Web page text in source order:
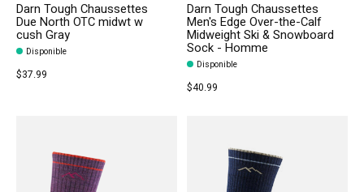
Darn Tough Chaussettes
Due North OTC midwt w
cush Gray
Disponible
$37.99
Darn Tough Chaussettes
Men's Edge Over-the-Calf
Midweight Ski & Snowboard
Sock - Homme
Disponible
$40.99